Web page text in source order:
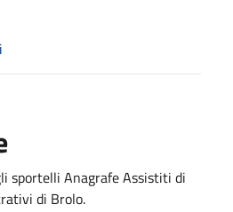
sportelli Anagrafe Assistiti di
di Brolo.